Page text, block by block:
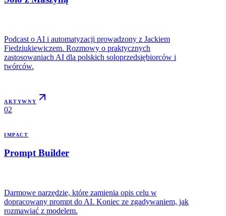
Podcast o AI i automatyzacji prowadzony z Jackiem
Fiedziukiewiczem. Rozmowy o praktycznych
zastosowaniach AI dla polskich soloprzedsiębiorców i
twórców.
AKTYWNY
02
IMPACT
Prompt Builder
Darmowe narzędzie, które zamienia opis celu w
dopracowany prompt do AI. Koniec ze zgadywaniem, jak
rozmawiać z modelem.